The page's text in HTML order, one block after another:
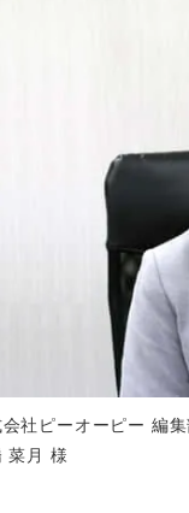
社ピーオーピー 編
菜月 様